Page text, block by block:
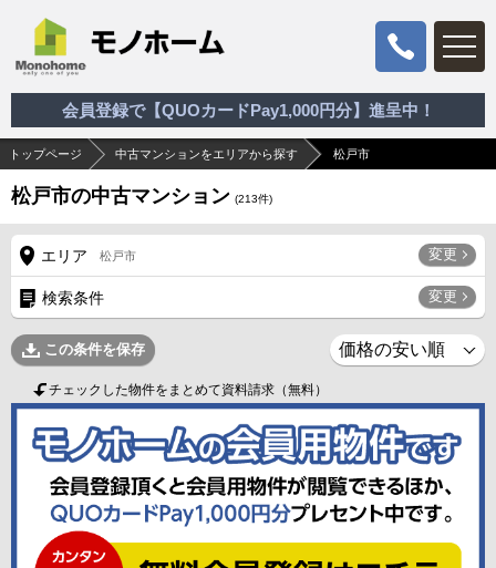
会員登録で【QUOカードPay1,000円分】進呈中！
トップページ 中古マンションをエリアから探す 松戸市
松戸市の中古マンション (213件)
エリア 松戸市 変更
検索条件 変更
この条件を保存
チェックした物件をまとめて資料請求（無料）